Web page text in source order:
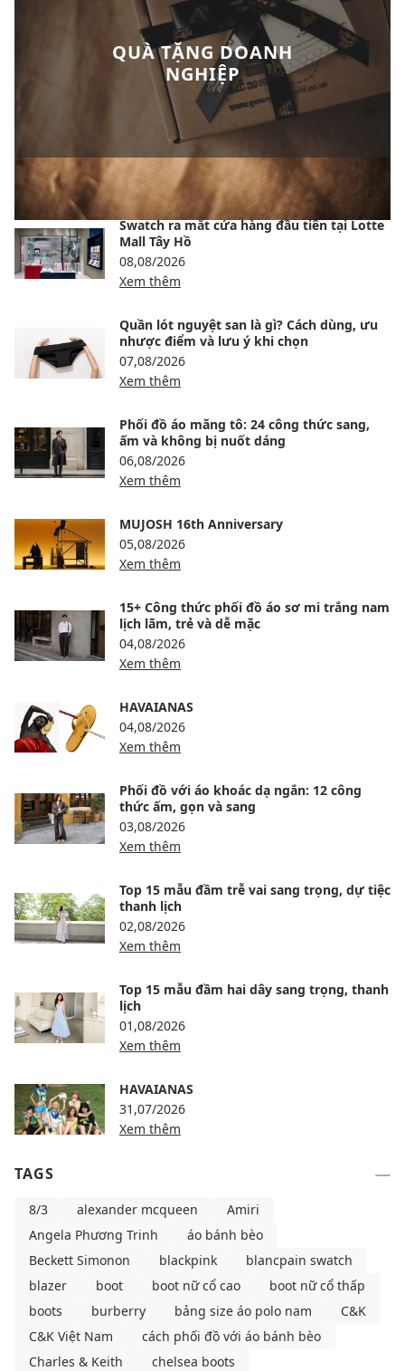
QUÀ TẶNG DOANH
NGHIỆP
BÀI VIẾT NỔI BẬT
Swatch ra mắt cửa hàng đầu tiên tại Lotte
Mall Tây Hồ
08,08/2026
Xem thêm
Quần lót nguyệt san là gì? Cách dùng, ưu
nhược điểm và lưu ý khi chọn
07,08/2026
Xem thêm
Phối đồ áo măng tô: 24 công thức sang,
ấm và không bị nuốt dáng
06,08/2026
Xem thêm
MUJOSH 16th Anniversary
05,08/2026
Xem thêm
15+ Công thức phối đồ áo sơ mi trắng nam
lịch lãm, trẻ và dễ mặc
04,08/2026
Xem thêm
HAVAIANAS
04,08/2026
Xem thêm
Phối đồ với áo khoác dạ ngắn: 12 công
thức ấm, gọn và sang
03,08/2026
Xem thêm
Top 15 mẫu đầm trễ vai sang trọng, dự tiệc
thanh lịch
02,08/2026
Xem thêm
Top 15 mẫu đầm hai dây sang trọng, thanh
lịch
01,08/2026
Xem thêm
HAVAIANAS
31,07/2026
Xem thêm
TAGS
8/3 alexander mcqueen
Amiri
Angela Phương Trinh
áo bánh bèo
Beckett Simonon
blackpink
blancpain swatch
blazer
boot boot nữ cổ cao
boot nữ cổ thấp
boots
burberry bảng size áo polo nam
C&K
C&K Việt Nam
cách phối đồ với áo bánh bèo
Charles & Keith
chelsea boots